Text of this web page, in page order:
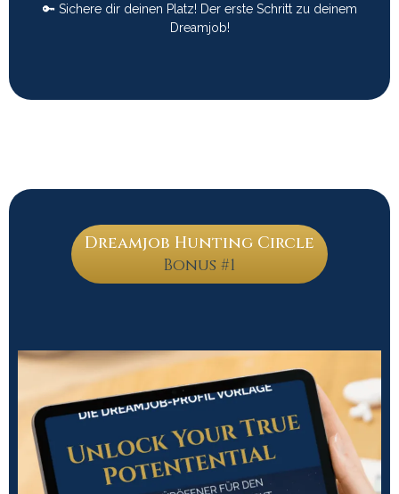
🔑 Sichere dir deinen Platz! Der erste Schritt zu deinem
Dreamjob!
Dreamjob Hunting Circle
Bonus #1